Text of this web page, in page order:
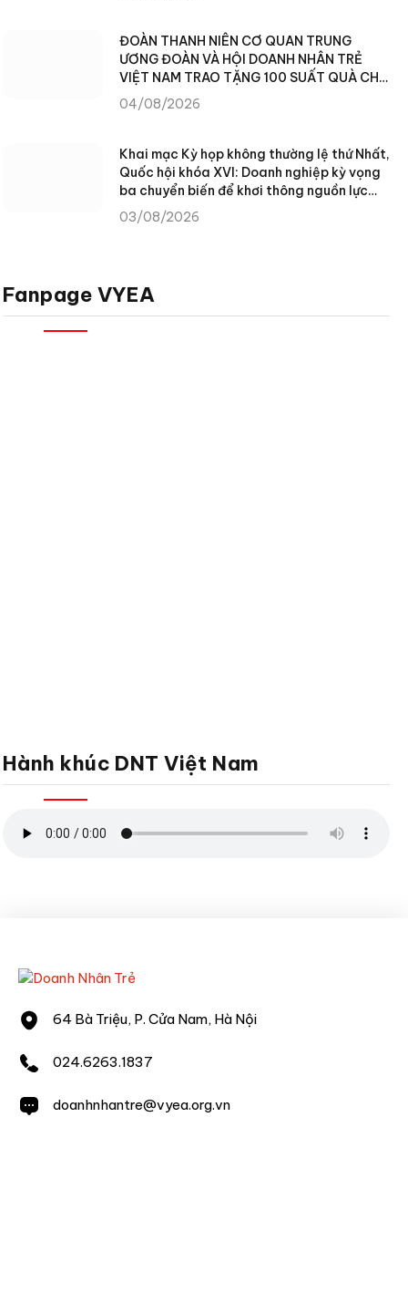
ĐOÀN THANH NIÊN CƠ QUAN TRUNG
ƯƠNG ĐOÀN VÀ HỘI DOANH NHÂN TRẺ
VIỆT NAM TRAO TẶNG 100 SUẤT QUÀ CHO
NHÂN DÂN XÃ TÙNG VÀI (TUYÊN QUANG)
04/08/2026
Khai mạc Kỳ họp không thường lệ thứ Nhất,
Quốc hội khóa XVI: Doanh nghiệp kỳ vọng
ba chuyển biến để khơi thông nguồn lực
phát triển
03/08/2026
Fanpage VYEA
Hành khúc DNT Việt Nam
64 Bà Triệu, P. Cửa Nam, Hà Nội
024.6263.1837
doanhnhantre@vyea.org.vn